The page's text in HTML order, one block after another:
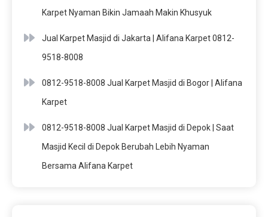
Karpet Nyaman Bikin Jamaah Makin Khusyuk
Jual Karpet Masjid di Jakarta | Alifana Karpet 0812-
9518-8008
0812-9518-8008 Jual Karpet Masjid di Bogor | Alifana
Karpet
0812-9518-8008 Jual Karpet Masjid di Depok | Saat
Masjid Kecil di Depok Berubah Lebih Nyaman
Bersama Alifana Karpet